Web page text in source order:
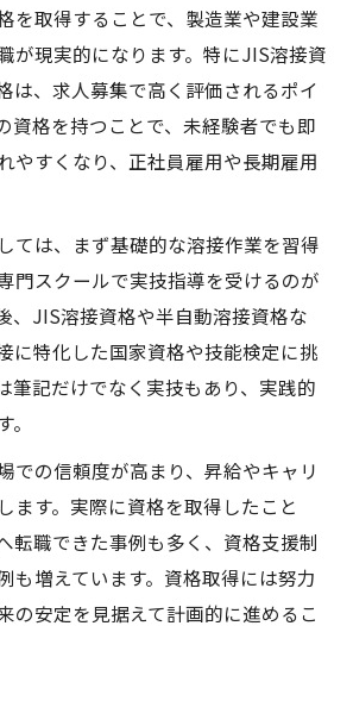
を取得することで、製造業や建設業
が現実的になります。特にJIS溶接資
は、求人募集で高く評価されるポイ
資格を持つことで、未経験者でも即
やすくなり、正社員雇用や長期雇用
ては、まず基礎的な溶接作業を習得
門スクールで実技指導を受けるのが
、JIS溶接資格や半自動溶接資格な
に特化した国家資格や技能検定に挑
筆記だけでなく実技もあり、実践的
での信頼度が高まり、昇給やキャリ
ます。実際に資格を取得したこと
転職できた事例も多く、資格支援制
も増えています。資格取得には努力
の安定を見据えて計画的に進めるこ